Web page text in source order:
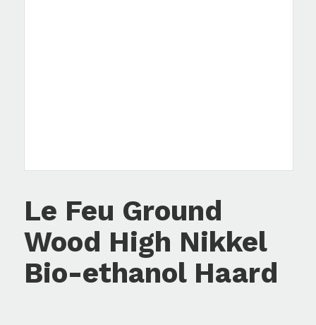
Le Feu Ground
Wood High Nikkel
Bio-ethanol Haard